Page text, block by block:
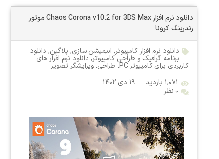
دانلود نرم افزار Chaos Corona v10.2 for 3DS Max موتور
رندرینگ کرونا
دانلود نرم افزار کامپیوتر, انیمیشن سازی, پلاگین, دانلود
برنامه گرافیک و طراحی کامپیوتر,دانلود نرم افزار های
کاربردی برای کامپیوتر PC , طراحی,ویرایشگر تصویر
۱,۰۷۱ بازدید
۱۹ دی ۱۴۰۲
۰ نظر